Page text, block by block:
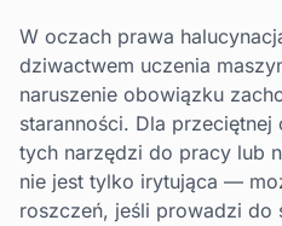
W oczach prawa
dziwactwem uczenia
naruszenie obowiązku
staranności. Dla
tych narzędzi do pracy lub
nie jest tylko irytująca —
roszczeń, jeśli prowadzi do